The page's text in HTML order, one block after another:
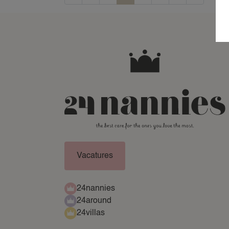
Vacatures
24nannies
24around
24villas